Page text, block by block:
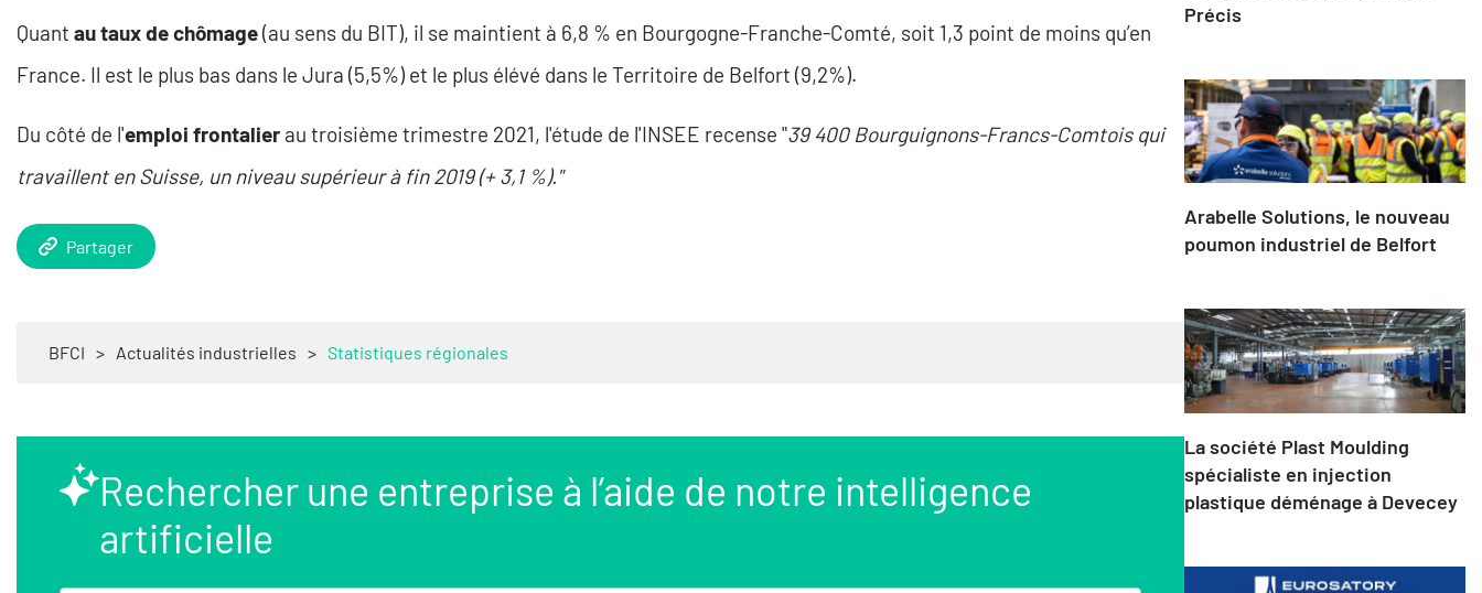
Quant au taux de chômage(au sens du BIT), il se maintient à 6,8 % en Bourgogne-Franche-Comté, soit 1,3 point de moins qu’en
France. Il est le plus bas dans le Jura (5,5%) et le plus élévé dans le Territoire de Belfort (9,2%).
Du côté de l'emploi frontalier au troisième trimestre 2021, l'étude de l'INSEE recense "39 400 Bourguignons-Francs-Comtois qui
travaillent en Suisse, un niveau supérieur à fin 2019 (+ 3,1 %)."
Partager
BFCI > Actualités industrielles > Statistiques régionales
Rechercher une entreprise à l’aide de notre intelligence
artificielle
Précis
Arabelle Solutions, le nouveau
poumon industriel de Belfort
La société Plast Moulding
spécialiste en injection
plastique déménage à Devecey